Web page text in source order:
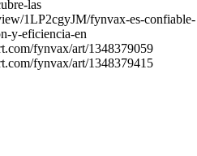
las
1LP2cgyJM/fynvax-es-confiable-
y-eficiencia-en
com/fynvax/art/1348379059
com/fynvax/art/1348379415